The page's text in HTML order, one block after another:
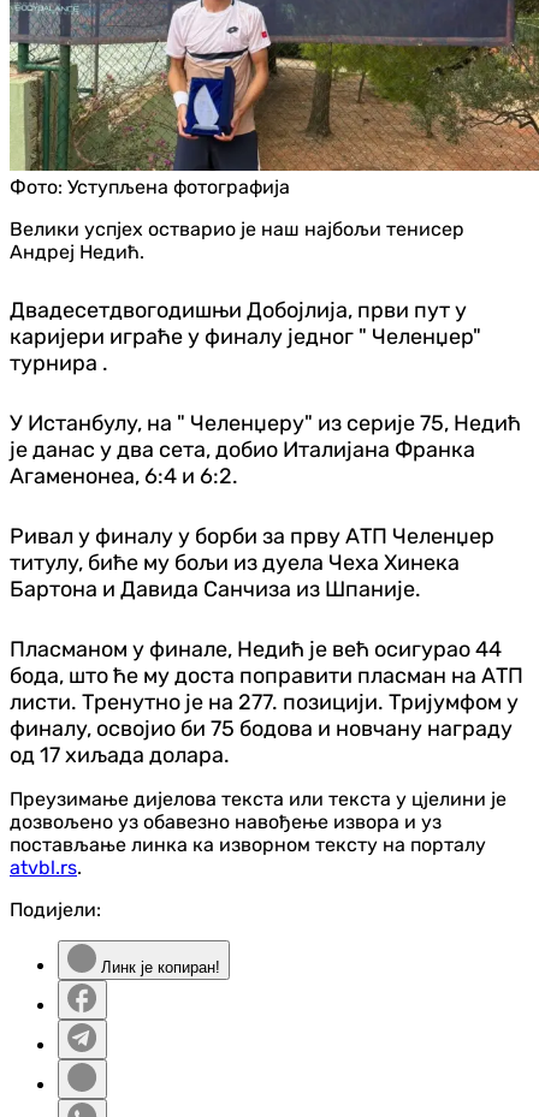
Фото: Уступљена фотографија
Велики успјех остварио је наш најбољи тенисер
Андреј Недић.
Двадесетдвогодишњи Добојлија, први пут у
каријери играће у финалу једног " Челенџер"
турнира .
У Истанбулу, на " Челенџеру" из серије 75, Недић
је данас у два сета, добио Италијана Франка
Агаменонеа, 6:4 и 6:2.
Ривал у финалу у борби за прву АТП Челенџер
титулу, биће му бољи из дуела Чеха Хинека
Бартона и Давида Санчиза из Шпаније.
Пласманом у финале, Недић је већ осигурао 44
бода, што ће му доста поправити пласман на АТП
листи. Тренутно је на 277. позицији. Тријумфом у
финалу, освојио би 75 бодова и новчану награду
од 17 хиљада долара.
Преузимање дијелова текста или текста у цјелини је
дозвољено уз обавезно навођење извора и уз
постављање линка ка изворном тексту на порталу
atvbl.rs.
Подијели:
Линк је копиран!